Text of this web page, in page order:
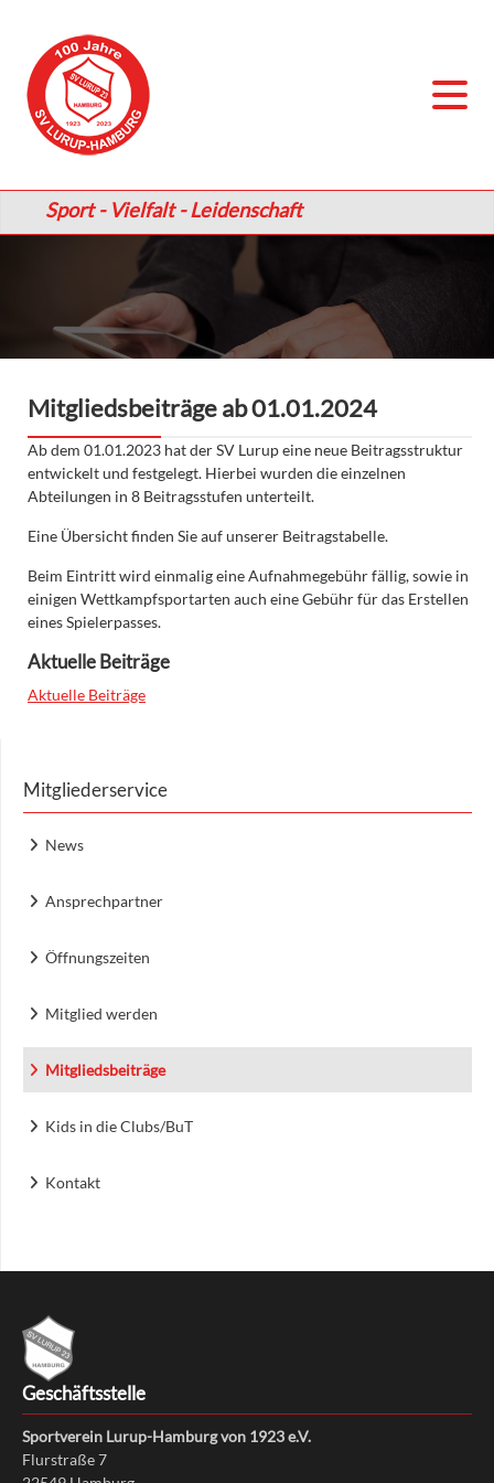
Sport - Vielfalt - Leidenschaft
Mitgliedsbeiträge ab 01.01.2024
Ab dem 01.01.2023 hat der SV Lurup eine neue Beitragsstruktur
entwickelt und festgelegt. Hierbei wurden die einzelnen
Abteilungen in 8 Beitragsstufen unterteilt.
Eine Übersicht finden Sie auf unserer Beitragstabelle.
Beim Eintritt wird einmalig eine Aufnahmegebühr fällig, sowie in
einigen Wettkampfsportarten auch eine Gebühr für das Erstellen
eines Spielerpasses.
Aktuelle Beiträge
Aktuelle Beiträge
Mitgliederservice
News
Ansprechpartner
Öffnungszeiten
Mitglied werden
Mitgliedsbeiträge
Kids in die Clubs/BuT
Kontakt
Geschäftsstelle
Sportverein Lurup-Hamburg von 1923 e.V.
Flurstraße 7